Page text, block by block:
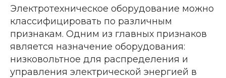
Электротехническое оборудование можно
классифицировать по различным
признакам. Одним из главных признаков
является назначение оборудования:
низковольтное для распределения и
управления электрической энергией в